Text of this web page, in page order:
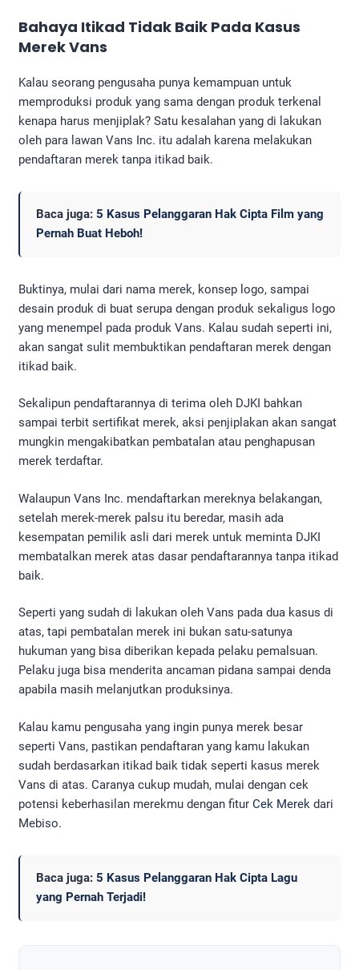
Bahaya Itikad Tidak Baik Pada Kasus
Merek Vans
Kalau seorang pengusaha punya kemampuan untuk
memproduksi produk yang sama dengan produk terkenal
kenapa harus menjiplak? Satu kesalahan yang di lakukan
oleh para lawan Vans Inc. itu adalah karena melakukan
pendaftaran merek tanpa itikad baik.
Baca juga: 5 Kasus Pelanggaran Hak Cipta Film yang
Pernah Buat Heboh!
Buktinya, mulai dari nama merek, konsep logo, sampai
desain produk di buat serupa dengan produk sekaligus logo
yang menempel pada produk Vans. Kalau sudah seperti ini,
akan sangat sulit membuktikan pendaftaran merek dengan
itikad baik.
Sekalipun pendaftarannya di terima oleh DJKI bahkan
sampai terbit sertifikat merek, aksi penjiplakan akan sangat
mungkin mengakibatkan pembatalan atau penghapusan
merek terdaftar.
Walaupun Vans Inc. mendaftarkan mereknya belakangan,
setelah merek-merek palsu itu beredar, masih ada
kesempatan pemilik asli dari merek untuk meminta DJKI
membatalkan merek atas dasar pendaftarannya tanpa itikad
baik.
Seperti yang sudah di lakukan oleh Vans pada dua kasus di
atas, tapi pembatalan merek ini bukan satu-satunya
hukuman yang bisa diberikan kepada pelaku pemalsuan.
Pelaku juga bisa menderita ancaman pidana sampai denda
apabila masih melanjutkan produksinya.
Kalau kamu pengusaha yang ingin punya merek besar
seperti Vans, pastikan pendaftaran yang kamu lakukan
sudah berdasarkan itikad baik tidak seperti kasus merek
Vans di atas. Caranya cukup mudah, mulai dengan cek
potensi keberhasilan merekmu dengan fitur Cek Merek dari
Mebiso.
Baca juga: 5 Kasus Pelanggaran Hak Cipta Lagu
yang Pernah Terjadi!